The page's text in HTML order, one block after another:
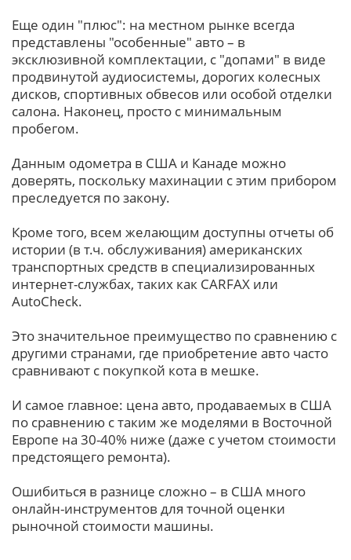
Еще один "плюс": на местном рынке всегда
представлены "особенные" авто – в
эксклюзивной комплектации, с "допами" в виде
продвинутой аудиосистемы, дорогих колесных
дисков, спортивных обвесов или особой отделки
салона. Наконец, просто с минимальным
пробегом.
Данным одометра в США и Канаде можно
доверять, поскольку махинации с этим прибором
преследуется по закону.
Кроме того, всем желающим доступны отчеты об
истории (в т.ч. обслуживания) американских
транспортных средств в специализированных
интернет-службах, таких как CARFAX или
AutoCheck.
Это значительное преимущество по сравнению с
другими странами, где приобретение авто часто
сравнивают с покупкой кота в мешке.
И самое главное: цена авто, продаваемых в США
по сравнению с таким же моделями в Восточной
Европе на 30-40% ниже (даже с учетом стоимости
предстоящего ремонта).
Ошибиться в разнице сложно – в США много
онлайн-инструментов для точной оценки
рыночной стоимости машины.